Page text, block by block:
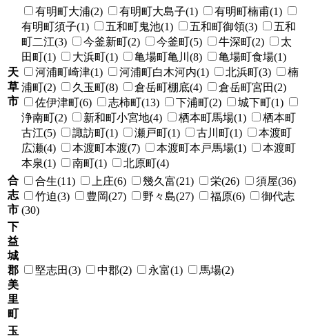
天
草
市
有明町大浦(2) 有明町大島子(1)
有明町楠甫(1)
有明町須子(1)
五和町鬼池(1) 五和町御領(3)
五和
町二江(3)
今釜新町(2) 今釜町(5) 牛深町(2)
太
田町(1)
大浜町(1) 亀場町亀川(8)
亀場町食場(1)
河浦町崎津(1)
河浦町白木河内(1) 北浜町(3)
楠
浦町(2)
久玉町(8) 倉岳町棚底(4)
倉岳町宮田(2)
佐伊津町(6)
志柿町(13) 下浦町(2)
城下町(1)
浄南町(2)
新和町小宮地(4) 栖本町馬場(1)
栖本町
古江(5)
諏訪町(1) 瀬戸町(1) 古川町(1)
本渡町
広瀬(4)
本渡町本渡(7) 本渡町本戸馬場(1)
本渡町
本泉(1)
南町(1)
北原町(4)
合
志
市
合生(11) 上庄(6) 幾久富(21) 栄(26)
須屋(36)
竹迫(3)
豊岡(27) 野々島(27) 福原(6)
御代志
(30)
下
益
城
郡
美
里
町
堅志田(3) 中郡(2) 永富(1) 馬場(2)
玉